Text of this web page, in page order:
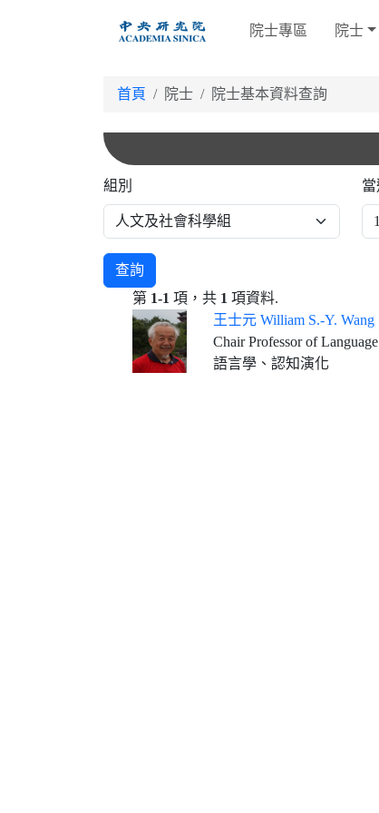
院士專區 院士
首頁 院士 院士基本資料查詢
組別
查詢
第 1-1 項，共 1 項資料.
王士元 William S.-Y. Wang
Chair Professor of
語言學、認知演化